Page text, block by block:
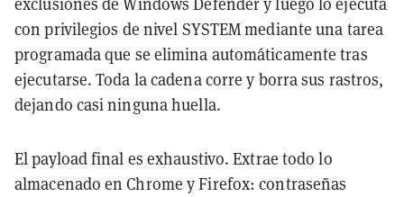
con privilegios de nivel SYSTEM mediante una tarea
programada que se elimina automáticamente tras
ejecutarse. Toda la cadena corre y borra sus rastros,
dejando casi ninguna huella.
El payload final es exhaustivo. Extrae todo lo
almacenado en Chrome y Firefox: contraseñas